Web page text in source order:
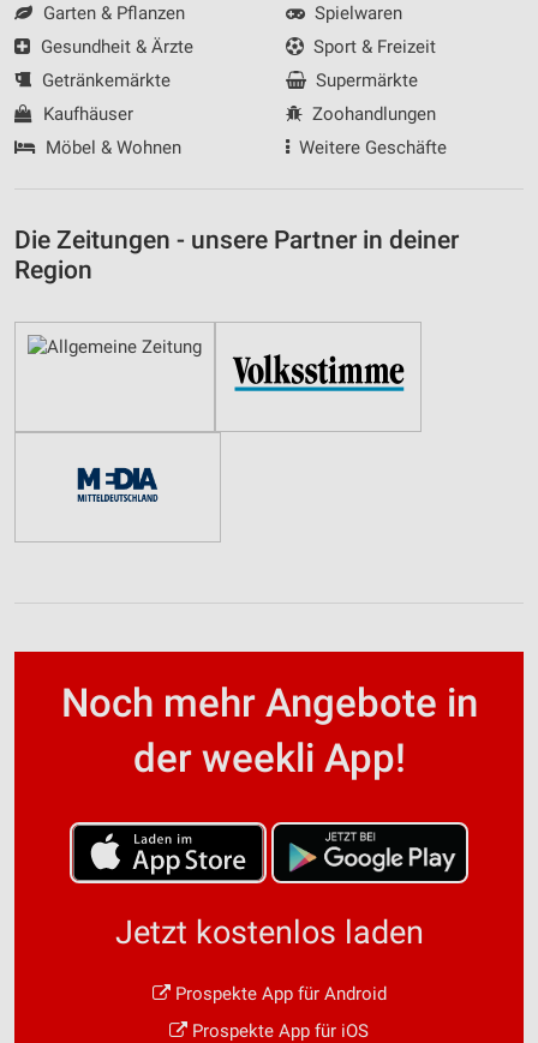
Garten & Pflanzen
Gesundheit & Ärzte
Getränkemärkte
Kaufhäuser
Möbel & Wohnen
Spielwaren
Sport & Freizeit
Supermärkte
Zoohandlungen
Weitere Geschäfte
Die Zeitungen - unsere Partner in deiner
Region
Noch mehr Angebote in
der weekli App!
Jetzt kostenlos laden
Prospekte App für Android
Prospekte App für iOS